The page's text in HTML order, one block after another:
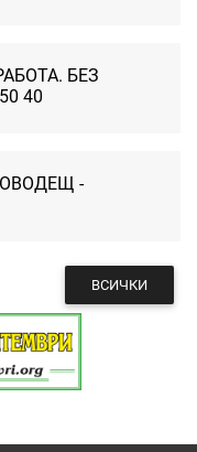
БЕЗ
40
-
ВСИЧКИ